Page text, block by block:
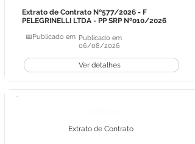
Extrato de Contrato Nº577/2026 - F
PELEGRINELLI LTDA - PP SRP Nº010/2026
📅Publicado em Publicado em
06/08/2026
Ver detalhes
Extrato de Contrato